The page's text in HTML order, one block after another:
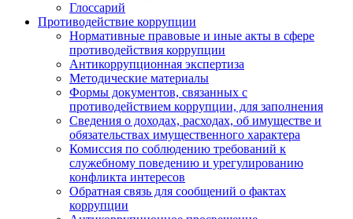
Глоссарий
Противодействие коррупции
Нормативные правовые и иные акты в сфере
противодействия коррупции
Антикоррупционная экспертиза
Методические материалы
Формы документов, связанных с
противодействием коррупции, для заполнения
Сведения о доходах, расходах, об имуществе и
обязательствах имущественного характера
Комиссия по соблюдению требований к
служебному поведению и урегулированию
конфликта интересов
Обратная связь для сообщений о фактах
коррупции